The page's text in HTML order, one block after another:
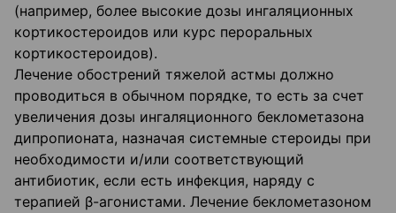
(например, более высокие дозы ингаляционных
кортикостероидов или курс пероральных
кортикостероидов).
Лечение обострений тяжелой астмы должно
проводиться в обычном порядке, то есть за счет
увеличения дозы ингаляционного беклометазона
дипропионата, назначая системные стероиды при
необходимости и/или соответствующий
антибиотик, если есть инфекция, наряду с
терапией β-агонистами. Лечение беклометазоном